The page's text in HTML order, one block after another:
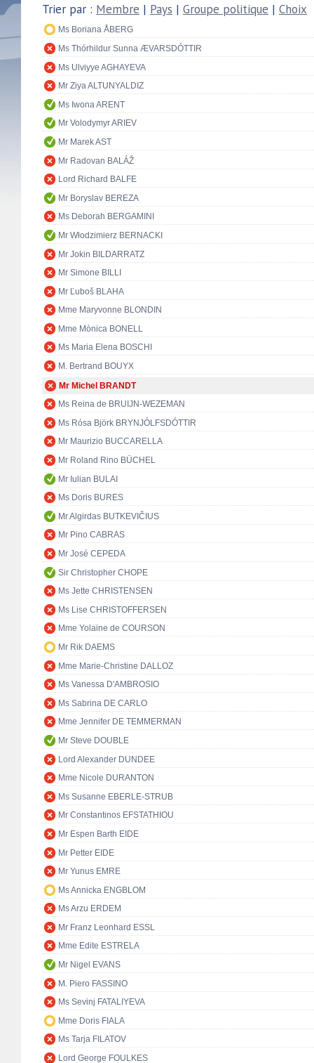
Trier par : Membre | Pays | Groupe politique | Choix
Ms Boriana ÅBERG
Ms Thórhildur Sunna ÆVARSDÓTTIR
Ms Ulviyye AGHAYEVA
Mr Ziya ALTUNYALDIZ
Ms Iwona ARENT
Mr Volodymyr ARIEV
Mr Marek AST
Mr Radovan BALÁŽ
Lord Richard BALFE
Mr Boryslav BEREZA
Ms Deborah BERGAMINI
Mr Włodzimierz BERNACKI
Mr Jokin BILDARRATZ
Mr Simone BILLI
Mr Ľuboš BLAHA
Mme Maryvonne BLONDIN
Mme Mònica BONELL
Ms Maria Elena BOSCHI
M. Bertrand BOUYX
Mr Michel BRANDT
Ms Reina de BRUIJN-WEZEMAN
Ms Rósa Björk BRYNJÓLFSDÓTTIR
Mr Maurizio BUCCARELLA
Mr Roland Rino BÜCHEL
Mr Iulian BULAI
Ms Doris BURES
Mr Algirdas BUTKEVIČIUS
Mr Pino CABRAS
Mr José CEPEDA
Sir Christopher CHOPE
Ms Jette CHRISTENSEN
Ms Lise CHRISTOFFERSEN
Mme Yolaine de COURSON
Mr Rik DAEMS
Mme Marie-Christine DALLOZ
Ms Vanessa D'AMBROSIO
Ms Sabrina DE CARLO
Mme Jennifer DE TEMMERMAN
Mr Steve DOUBLE
Lord Alexander DUNDEE
Mme Nicole DURANTON
Ms Susanne EBERLE-STRUB
Mr Constantinos EFSTATHIOU
Mr Espen Barth EIDE
Mr Petter EIDE
Mr Yunus EMRE
Ms Annicka ENGBLOM
Ms Arzu ERDEM
Mr Franz Leonhard ESSL
Mme Edite ESTRELA
Mr Nigel EVANS
M. Piero FASSINO
Ms Sevinj FATALIYEVA
Mme Doris FIALA
Ms Tarja FILATOV
Lord George FOULKES